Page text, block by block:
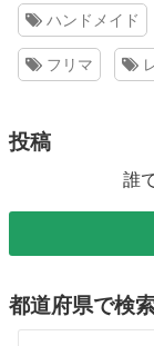
ハンドメイド
フリマ
投稿
誰
都道府県で検